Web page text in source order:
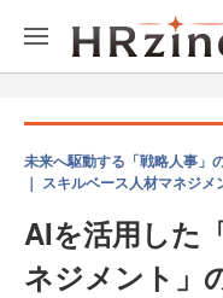
未来へ駆動する「戦略人事」
｜ スキルベース人材マネジメ
AIを活用した
ネジメント」